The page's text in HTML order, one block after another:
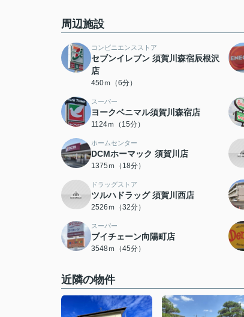
周辺施設
コンビニエンスストア
セブンイレブン 須賀川森宿辰根沢
店
450ｍ（6分）
スーパー
ヨークベニマル須賀川森宿店
1124ｍ（15分）
ホームセンター
DCMホーマック 須賀川店
1375ｍ（18分）
ドラッグストア
ツルハドラッグ 須賀川西店
2526ｍ（32分）
スーパー
ブイチェーン向陽町店
3548ｍ（45分）
近隣の物件